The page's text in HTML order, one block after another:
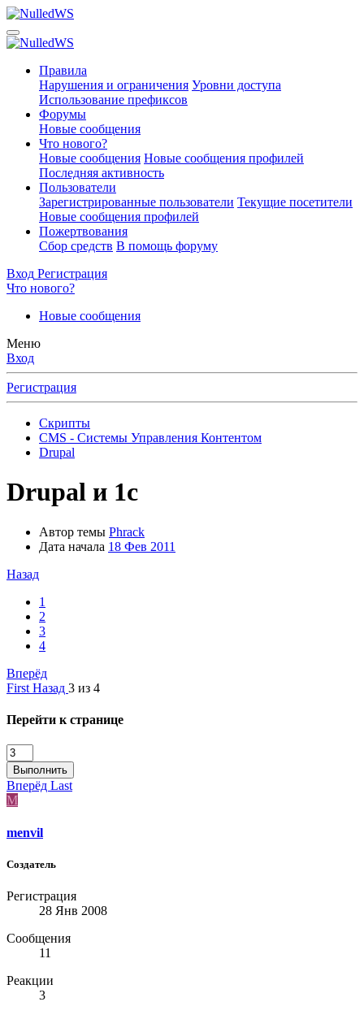
Правила
Нарушения и ограничения Уровни доступа
Использование префиксов
Форумы
Новые сообщения
Что нового?
Новые сообщения Новые сообщения профилей
Последняя активность
Пользователи
Зарегистрированные пользователи Текущие посетители
Новые сообщения профилей
Пожертвования
Сбор средств В помощь форуму
Вход Регистрация
Что нового?
Новые сообщения
Меню
Вход
Регистрация
Скрипты
CMS - Системы Управления Контентом
Drupal
Drupal и 1с
Автор темы Phrack
Дата начала 18 Фев 2011
Назад
1
2
3
4
Вперёд
First Назад 3 из 4
Перейти к странице
Выполнить
Вперёд Last
M
menvil
Создатель
Регистрация
28 Янв 2008
Сообщения
11
Реакции
3